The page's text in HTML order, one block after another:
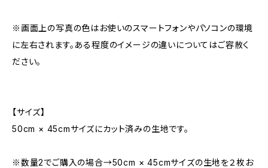
※画面上の写真の色はお使いのスマートフォンやパソコンの環境
に左右されます。ある程度のイメージの違いについてはご容赦く
ださい。
【サイズ】
50cm × 45cmサイズにカット済みの生地です。
※数量2でご購入の場合→50cm × 45cmサイズの生地を２枚お